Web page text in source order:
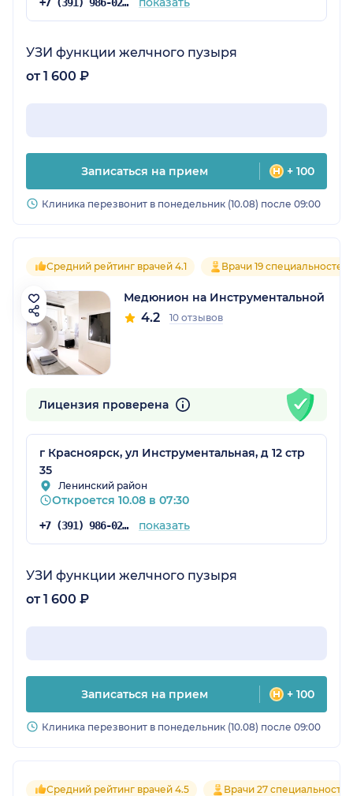
УЗИ функции желчного пузыря
от 1 600 ₽
Записаться на прием + 100
Клиника перезвонит в понедельник (10.08) после 09:00
Средний рейтинг врачей 4.1 Врачи 19 специальностей
Медюнион на Инструментальной
4.2 10 отзывов
Лицензия проверена
г Красноярск, ул Инструментальная, д 12 стр
35
Ленинский район
Откроется 10.08 в 07:30
+7 (391) 986-02-13 показать
УЗИ функции желчного пузыря
от 1 600 ₽
Записаться на прием + 100
Клиника перезвонит в понедельник (10.08) после 09:00
Средний рейтинг врачей 4.5 Врачи 27 специальностей